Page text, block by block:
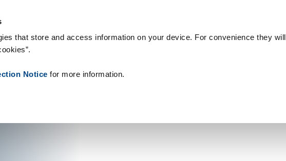
that store and access information on your device. For convenience they will
Notice for more information.
eksploatacyjne